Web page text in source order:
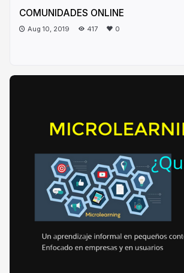
COMUNIDADES ONLINE
Aug 10, 2019 417 0